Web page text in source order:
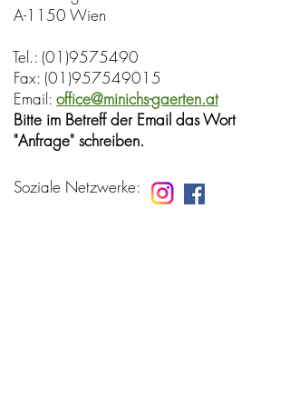
A-1150 Wien
Tel.: (01)9575490
Fax: (01)957549015
Email: office@minichs-gaerten.at
Bitte im Betreff der Email das Wort
"Anfrage" schreiben.
Soziale Netzwerke: